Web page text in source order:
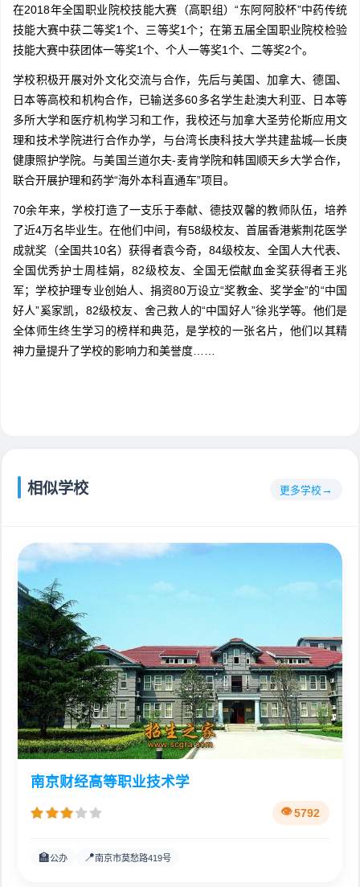
在2018年全国职业院校技能大赛（高职组）“东阿阿胶杯”中药传统
技能大赛中获二等奖1个、三等奖1个；在第五届全国职业院校检验
技能大赛中获团体一等奖1个、个人一等奖1个、二等奖2个。
学校积极开展对外文化交流与合作，先后与美国、加拿大、德国、
日本等高校和机构合作，已输送多60多名学生赴澳大利亚、日本等
多所大学和医疗机构学习和工作，我校还与加拿大圣劳伦斯应用文
理和技术学院进行合作办学，与台湾长庚科技大学共建盐城—长庚
健康照护学院。与美国兰道尔夫-麦肯学院和韩国顺天乡大学合作，
联合开展护理和药学“海外本科直通车”项目。
70余年来，学校打造了一支乐于奉献、德技双馨的教师队伍，培养
了近4万名毕业生。在他们中间，有58级校友、首届香港紫荆花医学
成就奖（全国共10名）获得者袁今奇，84级校友、全国人大代表、
全国优秀护士周桂娟，82级校友、全国无偿献血金奖获得者王兆
军；学校护理专业创始人、捐资80万设立“奖教金、奖学金”的“中国
好人”奚家凯，82级校友、舍己救人的“中国好人”徐兆学等。他们是
全体师生终生学习的榜样和典范，是学校的一张名片，他们以其精
神力量提升了学校的影响力和美誉度……
相似学校 更多学校
南京财经高等职业技术学
5792
🏫公办 📍南京市莫愁路419号